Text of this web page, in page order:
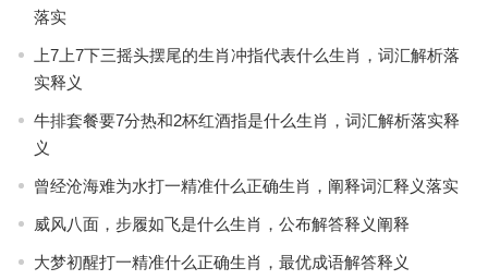
落实
上7上7下三摇头摆尾的生肖冲指代表什么生肖，词汇解析落
实释义
牛排套餐要7分热和2杯红酒指是什么生肖，词汇解析落实释
义
曾经沧海难为水打一精准什么正确生肖，阐释词汇释义落实
威风八面，步履如飞是什么生肖，公布解答释义阐释
大梦初醒打一精准什么正确生肖，最优成语解答释义